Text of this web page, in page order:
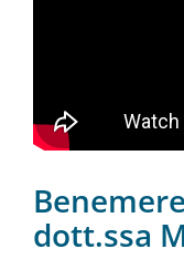
dott.ssa